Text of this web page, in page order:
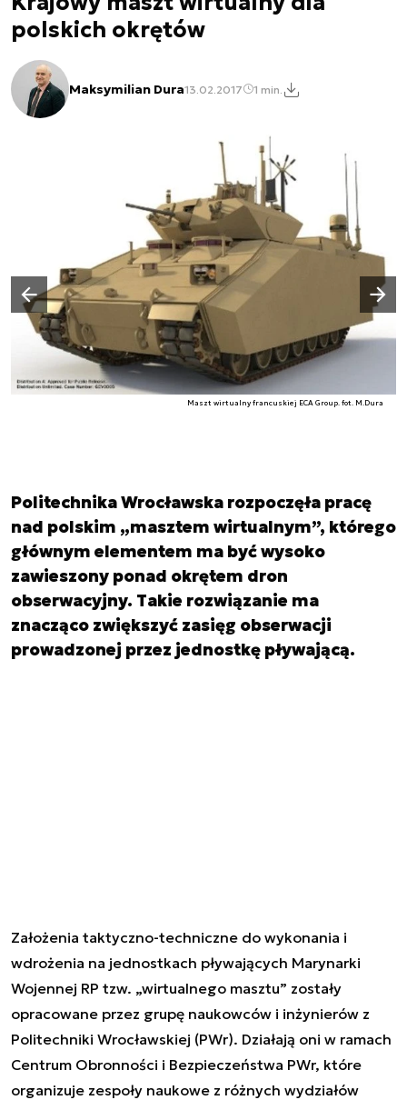
polskich okrętów
Maksymilian Dura13.02.2017 1 min.
Maszt wirtualny francuskiej ECA Group. fot. M.Dura
Poprzedni slajd
Następny slajd
Politechnika Wrocławska rozpoczęła pracę
nad polskim „masztem wirtualnym”, którego
głównym elementem ma być wysoko
zawieszony ponad okrętem dron
obserwacyjny. Takie rozwiązanie ma
znacząco zwiększyć zasięg obserwacji
prowadzonej przez jednostkę pływającą.
Założenia taktyczno-techniczne do wykonania i
wdrożenia na jednostkach pływających Marynarki
Wojennej RP tzw. „wirtualnego masztu” zostały
opracowane przez grupę naukowców i inżynierów z
Politechniki Wrocławskiej (PWr). Działają oni w ramach
Centrum Obronności i Bezpieczeństwa PWr, które
organizuje zespoły naukowe z różnych wydziałów